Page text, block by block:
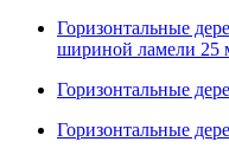
Горизонтальные
шириной ламели 25
Горизонтальные
Горизонтальные